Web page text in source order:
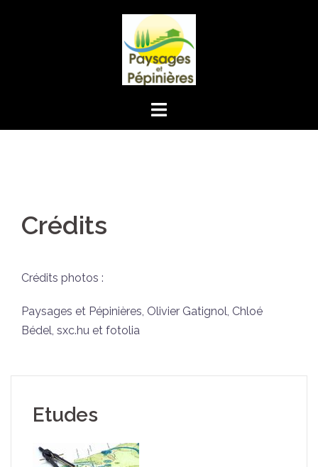
Crédits
Crédits photos :
Paysages et Pépinières, Olivier Gatignol, Chloé
Bédel, sxc.hu et fotolia
Etudes